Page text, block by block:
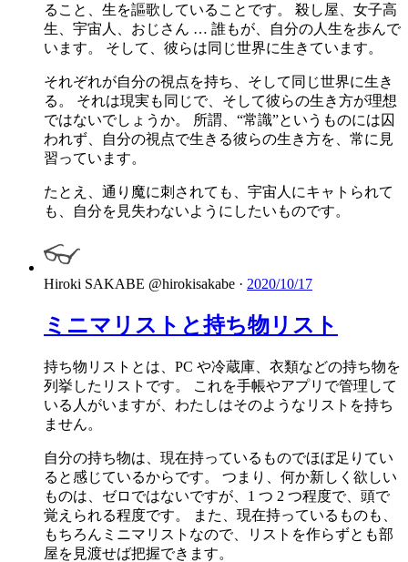
ること、生を謳歌していることです。 殺し屋、女子高
生、宇宙人、おじさん … 誰もが、自分の人生を歩んで
います。 そして、彼らは同じ世界に生きています。
それぞれが自分の視点を持ち、そして同じ世界に生き
る。 それは現実も同じで、そして彼らの生き方が理想
ではないでしょうか。 所謂、“常識”というものには囚
われず、自分の視点で生きる彼らの生き方を、常に見
習っています。
たとえ、通り魔に刺されても、宇宙人にキャトられて
も、自分を見失わないようにしたいものです。
Hiroki SAKABE @hirokisakabe · 2020/10/17
ミニマリストと持ち物リスト
持ち物リストとは、PC や冷蔵庫、衣類などの持ち物を
列挙したリストです。 これを手帳やアプリで管理して
いる人がいますが、わたしはそのようなリストを持ち
ません。
自分の持ち物は、現在持っているものでほぼ足りてい
ると感じているからです。 つまり、何か新しく欲しい
ものは、ゼロではないですが、1 つ 2 つ程度で、頭で
覚えられる程度です。 また、現在持っているものも、
もちろんミニマリストなので、リストを作らずとも部
屋を見渡せば把握できます。